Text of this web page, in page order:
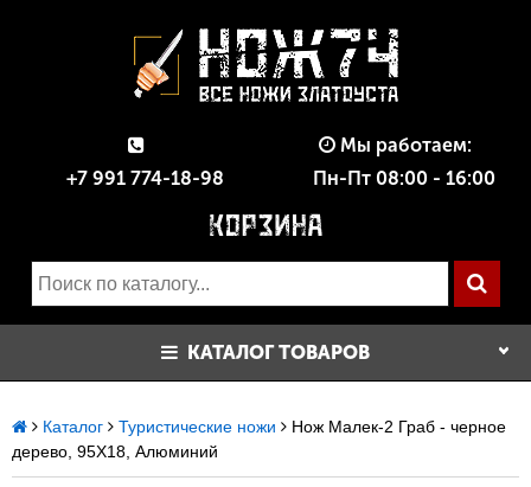
+7 991 774-18-98
Мы работаем:
Пн-Пт 08:00 - 16:00
КАТАЛОГ ТОВАРОВ
Каталог Туристические ножи
Нож Малек-2 Граб - черное
дерево, 95Х18, Алюминий